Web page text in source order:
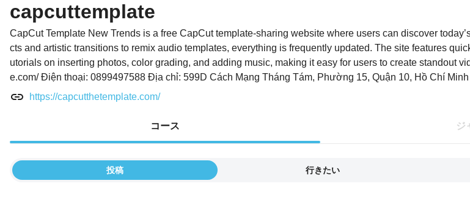
capcuttemplate
CapCut Template New Trends is a free CapCut template-sharing website where users can discover
cts and artistic transitions to remix audio templates, everything is frequently updated. The site features
utorials on inserting photos, color grading, and adding music, making it easy for users to create standout
e.com/ Điện thoại: 0899497588 Địa chỉ: 599D Cách Mạng Tháng Tám, Phường 15, Quận 10, Hồ Chí Minh
https://capcutthetemplate.com/
コース ジ
投稿 行きたい